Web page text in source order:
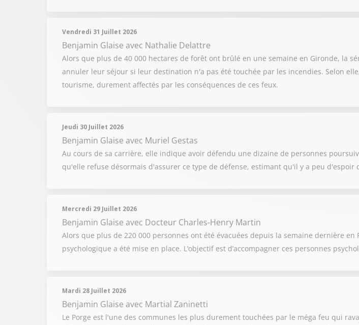
Vendredi 31 Juillet 2026
Benjamin Glaise avec Nathalie Delattre
Alors que plus de 40 000 hectares de forêt ont brûlé en une semaine en Gironde, la
annuler leur séjour si leur destination n'a pas été touchée par les incendies. Selon
tourisme, durement affectés par les conséquences de ces feux.
Jeudi 30 Juillet 2026
Benjamin Glaise avec Muriel Gestas
Au cours de sa carrière, elle indique avoir défendu une dizaine de personnes
qu'elle refuse désormais d'assurer ce type de défense, estimant qu'il y a peu d'espoir
Mercredi 29 Juillet 2026
Benjamin Glaise avec Docteur Charles-Henry Martin
Alors que plus de 220 000 personnes ont été évacuées depuis la semaine dernière
psychologique a été mise en place. L’objectif est d’accompagner ces personnes
Mardi 28 Juillet 2026
Benjamin Glaise avec Martial Zaninetti
Le Porge est l'une des communes les plus durement touchées par le méga feu qui